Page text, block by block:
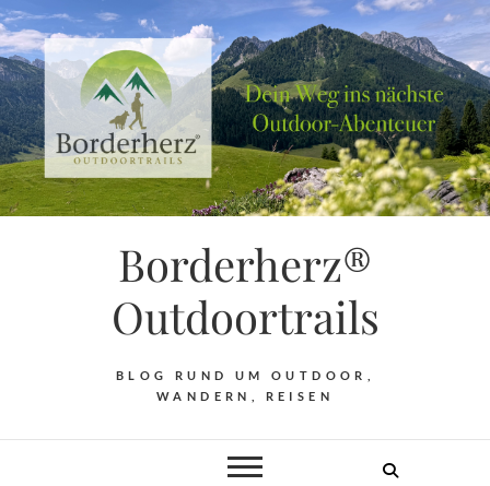
Borderherz®
Outdoortrails
BLOG RUND UM OUTDOOR,
WANDERN, REISEN